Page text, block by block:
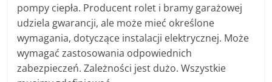
pompy ciepła. Producent rolet i bramy garażowej
udziela gwarancji, ale może mieć określone
wymagania, dotyczące instalacji elektrycznej. Może
wymagać zastosowania odpowiednich
zabezpieczeń. Zależności jest dużo. Wszystkie